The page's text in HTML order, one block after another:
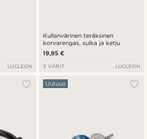
LUCLEON
Kullanvärinen teräksinen
korvarengas, sulka ja ketju
19,95 €
3 VÄRIT LUCLEON
Uutuus